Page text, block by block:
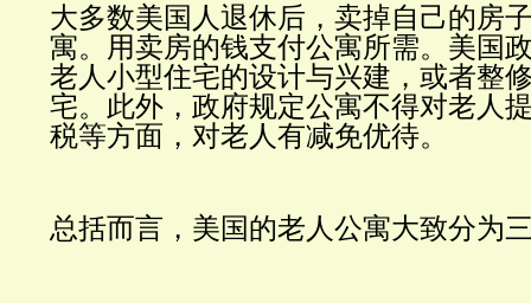
大多数美国人退休后，卖掉自己的房
寓。用卖房的钱支付公寓所需。美国
老人小型住宅的设计与兴建，或者整
宅。此外，政府规定公寓不得对老人
税等方面，对老人有减免优待。
总括而言，美国的老人公寓大致分为